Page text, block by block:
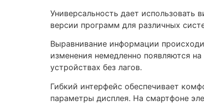
Универсальность дает
версии программ для различных
Выравнивание информации
изменения немедленно появляются
устройствах без лагов.
Гибкий интерфейс обеспечивает
параметры дисплея. На смартфоне